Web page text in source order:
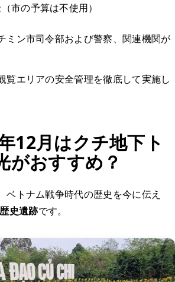
市の予算は不使用）
ミン市司令部および警察、関連機関が
覧エリアの安全管理を徹底して実施し
12月はクチ地下ト
がおすすめ？
ベトナム戦争時代の歴史を今に伝え
史遺跡です。